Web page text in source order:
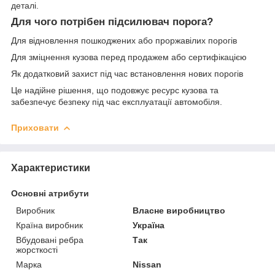
деталі.
Для чого потрібен підсилювач порога?
Для відновлення пошкоджених або проржавілих порогів
Для зміцнення кузова перед продажем або сертифікацією
Як додатковий захист під час встановлення нових порогів
Це надійне рішення, що подовжує ресурс кузова та
забезпечує безпеку під час експлуатації автомобіля.
Приховати
Характеристики
Основні атрибути
Виробник
Власне виробництво
Країна виробник
Україна
Вбудовані ребра
жорсткості
Так
Марка
Nissan